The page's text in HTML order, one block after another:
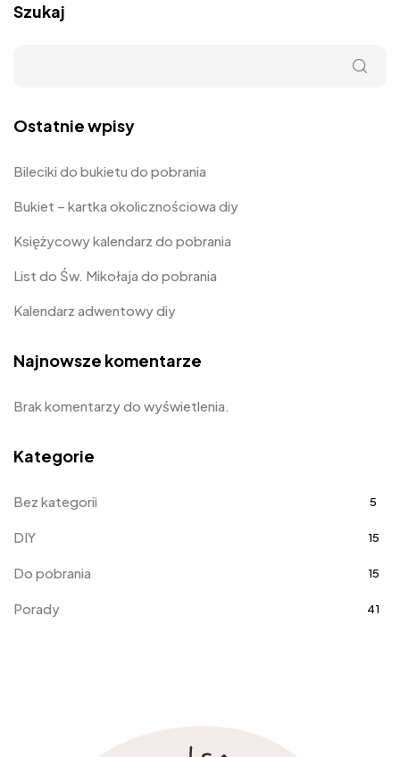
Szukaj
Ostatnie wpisy
Bileciki do bukietu do pobrania
Bukiet – kartka okolicznościowa diy
Księżycowy kalendarz do pobrania
List do Św. Mikołaja do pobrania
Kalendarz adwentowy diy
Najnowsze komentarze
Brak komentarzy do wyświetlenia.
Kategorie
Bez kategorii 5
DIY 15
Do pobrania 15
Porady 41